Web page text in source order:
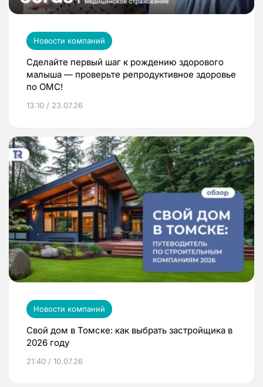
Новости компаний
Сделайте первый шаг к рождению здорового
малыша — проверьте репродуктивное здоровье
по ОМС!
13:10 / 23.07.26
Новости компаний
Свой дом в Томске: как выбрать застройщика в
2026 году
21:40 / 10.07.26